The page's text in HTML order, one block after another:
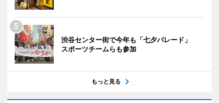
渋谷センター街で今年も「七夕パレード」
スポーツチームらも参加
もっと見る